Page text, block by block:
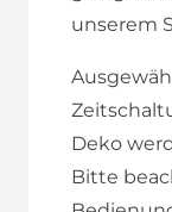
unserem
Deko
Bitte